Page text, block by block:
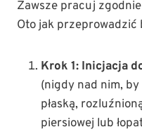
Zawsze pracuj
Oto jak przeprowadzić
Krok 1: Inicjacja
(nigdy nad nim, by
płaską,
piersiowej lub